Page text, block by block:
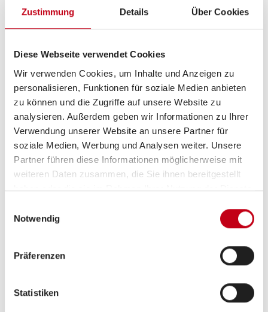
Zustimmung Details Über Cookies
Diese Webseite verwendet Cookies
Wir verwenden Cookies, um Inhalte und Anzeigen zu
personalisieren, Funktionen für soziale Medien anbieten
zu können und die Zugriffe auf unsere Website zu
analysieren. Außerdem geben wir Informationen zu Ihrer
Verwendung unserer Website an unsere Partner für
soziale Medien, Werbung und Analysen weiter. Unsere
Partner führen diese Informationen möglicherweise mit
weiteren Daten zusammen, die Sie ihnen bereitgestellt
haben oder die sie im Rahmen Ihrer Nutzung der Dienste
Notwendig
Präferenzen
Statistiken
Markise
Heizung / Klima
Klimaanlage
Küche
Kompressor-Kühlschrank
Lichtsensor